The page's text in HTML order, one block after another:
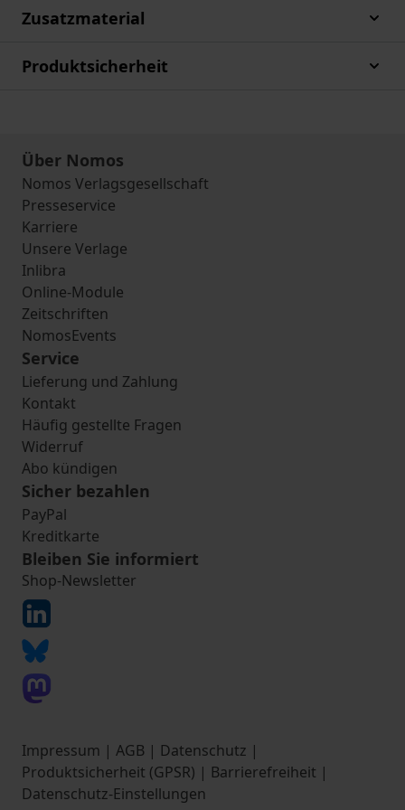
Zusatzmaterial
Produktsicherheit
Über Nomos
Nomos Verlagsgesellschaft
Presseservice
Karriere
Unsere Verlage
Inlibra
Online-Module
Zeitschriften
NomosEvents
Service
Lieferung und Zahlung
Kontakt
Häufig gestellte Fragen
Widerruf
Abo kündigen
Sicher bezahlen
PayPal
Kreditkarte
Bleiben Sie informiert
Shop-Newsletter
Impressum | AGB | Datenschutz |
Produktsicherheit (GPSR) | Barrierefreiheit |
Datenschutz-Einstellungen